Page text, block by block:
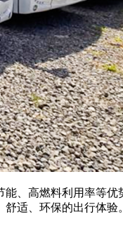
、高燃料利用率等
适、环保的出行体验。